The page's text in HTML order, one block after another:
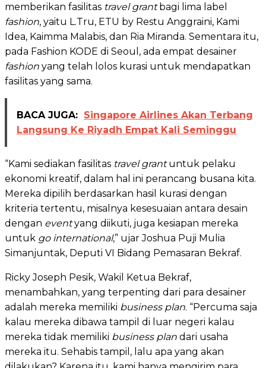
memberikan fasilitas travel grantbagi lima label
fashion, yaitu L.Tru, ETU by Restu Anggraini, Kami
Idea, Kaimma Malabis, dan Ria Miranda. Sementara itu,
pada Fashion KODE di Seoul, ada empat desainer
fashion yang telah lolos kurasi untuk mendapatkan
fasilitas yang sama.
BACA JUGA: Singapore Airlines Akan Terbang
Langsung Ke Riyadh Empat Kali Seminggu
“Kami sediakan fasilitas travel grantuntuk pelaku
ekonomi kreatif, dalam hal ini perancang busana kita.
Mereka dipilih berdasarkan hasil kurasi dengan
kriteria tertentu, misalnya kesesuaian antara desain
dengan eventyang diikuti, juga kesiapan mereka
untuk go international,” ujar Joshua Puji Mulia
Simanjuntak, Deputi VI Bidang Pemasaran Bekraf.
Ricky Joseph Pesik, Wakil Ketua Bekraf,
menambahkan, yang terpenting dari para desainer
adalah mereka memiliki business plan. “Percuma saja
kalau mereka dibawa tampil di luar negeri kalau
mereka tidak memiliki business plan dari usaha
mereka itu. Sehabis tampil, lalu apa yang akan